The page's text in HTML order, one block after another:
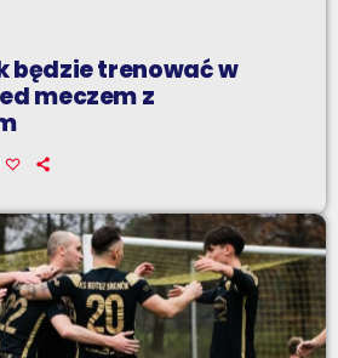
będzie trenować w
meczem z